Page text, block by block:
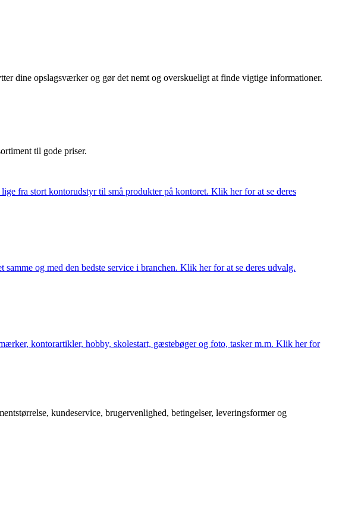
dine opslagsværker og gør det nemt og overskueligt at finde vigtige informationer.
til gode priser.
fra stort kontorudstyr til små produkter på kontoret. Klik her for at se deres
og med den bedste service i branchen. Klik her for at se deres udvalg.
kontorartikler, hobby, skolestart, gæstebøger og foto, tasker m.m. Klik her for
kundeservice, brugervenlighed, betingelser, leveringsformer og